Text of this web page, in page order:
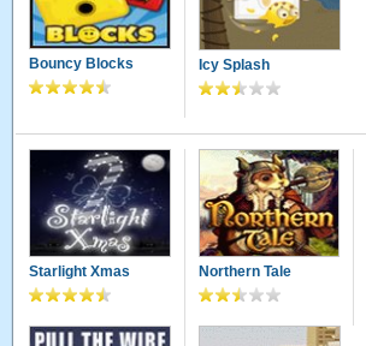
Bouncy Blocks Icy Splash
Starlight Xmas Northern Tale